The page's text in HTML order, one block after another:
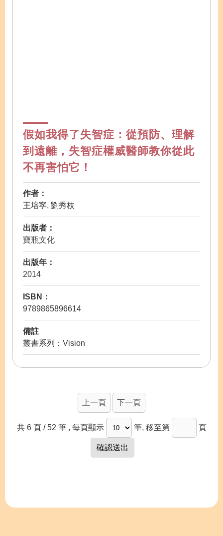
假如我得了失智症：從預防、理解
到遠離，失智症權威醫師教你從此
不再害怕它！
作者：
王培寧, 劉秀枝
出版者：
寶瓶文化
出版年：
2014
ISBN：
9789865896614
備註
叢書系列：Vision
上一頁 下一頁
共 6 頁 / 52 筆 , 每頁顯示 筆, 移至第 頁